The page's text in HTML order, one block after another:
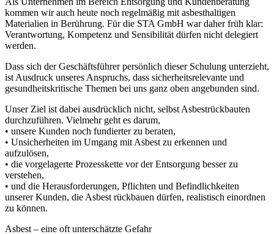
kommen wir auch heute noch regelmäßig mit asbesthaltigen
Materialien in Berührung. Für die STA GmbH war daher früh klar:
Verantwortung, Kompetenz und Sensibilität dürfen nicht delegiert
werden.
Dass sich der Geschäftsführer persönlich dieser Schulung unterzieht,
ist Ausdruck unseres Anspruchs, dass sicherheitsrelevante und
gesundheitskritische Themen bei uns ganz oben angebunden sind.
Unser Ziel ist dabei ausdrücklich nicht, selbst Asbestrückbauten
durchzuführen. Vielmehr geht es darum,
• unsere Kunden noch fundierter zu beraten,
• Unsicherheiten im Umgang mit Asbest zu erkennen und
aufzulösen,
• die vorgelagerte Prozesskette vor der Entsorgung besser zu
verstehen,
• und die Herausforderungen, Pflichten und Befindlichkeiten
unserer Kunden, die Asbest rückbauen dürfen, realistisch einordnen
zu können.
Asbest – eine oft unterschätzte Gefahr